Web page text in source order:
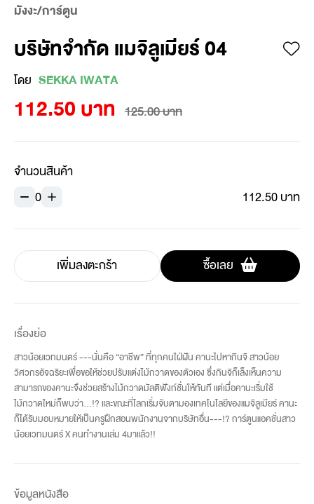
มังงะ/การ์ตูน
บริษัทจำกัด แมจิลูเมียร์ 04
โดย SEKKA IWATA
112.50 บาท 125.00 บาท
จำนวนสินค้า
0
112.50 บาท
เพิ่มลงตะกร้า ซื้อเลย
เรื่องย่อ
สาวน้อยเวทมนตร์ ---นั่นคือ “อาชีพ” ที่ทุกคนใฝ่ฝัน คานะไปหากินจิ สาวน้อย
วิศวกรอัจฉริยะเพื่อขอให้ช่วยปรับแต่งไม้กวาดของตัวเอง ซึ่งกินจิก็เล็งเห็นความ
สามารถของคานะจึงช่วยสร้างไม้กวาดมัลติฟังก์ชั่นให้ทันที แต่เมื่อคานะเริ่มใช้
ไม้กวาดใหม่ก็พบว่า...!? และขณะที่โลกเริ่มจับตามองเทคโนโลยีของแมจิลูเมียร์ คานะ
ก็ได้รับมอบหมายให้เป็นครูฝึกสอนพนักงานจากบริษัทอื่น---!? การ์ตูนแอคชั่นสาว
น้อยเวทมนตร์ X คนทำงานเล่ม 4มาแล้ว!!
ข้อมูลหนังสือ